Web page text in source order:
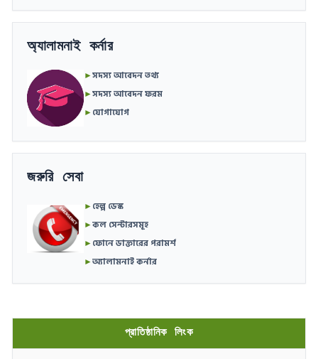
অ্যালামনাই কর্নার
►সদস্য আবেদন তথ্য
►সদস্য আবেদন ফরম
►যোগাযোগ
জরুরি সেবা
►হেল্প ডেস্ক
►কল সেন্টারসমূহ
►ফোনে ডাক্তারের পরামর্শ
►অ্যালামনাই কর্নার
প্রাতিষ্ঠানিক লিংক